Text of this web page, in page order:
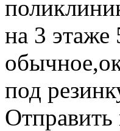
на 3 этаже
под